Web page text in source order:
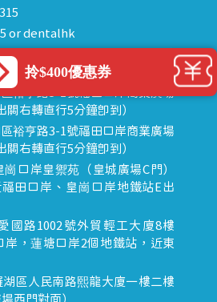
or dentalhk
區福田口岸正對面，海悅華城
洲站出關對面即到）
裕亨路3-1號福田口岸商業廣場
右轉直行5分鐘即到）
裕亨路3-1號福田口岸商業廣場
右轉直行5分鐘即到）
口岸皇禦苑（皇城廣場C門）
田口岸、皇崗口岸地鐵站E出
國路1002號外貿輕工大廈8樓
岸，蓮塘口岸2個地鐵站，近東
區人民南路熙龍大廈一樓二樓
拎$400優惠券